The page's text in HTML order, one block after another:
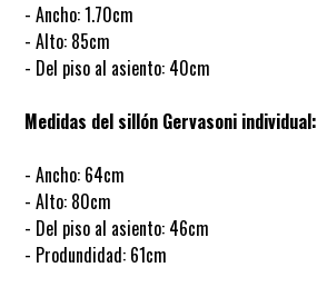
- Ancho: 1.70cm
- Alto: 85cm
- Del piso al asiento: 40cm
Medidas del sillón Gervasoni individual:
- Ancho: 64cm
- Alto: 80cm
- Del piso al asiento: 46cm
- Produndidad: 61cm